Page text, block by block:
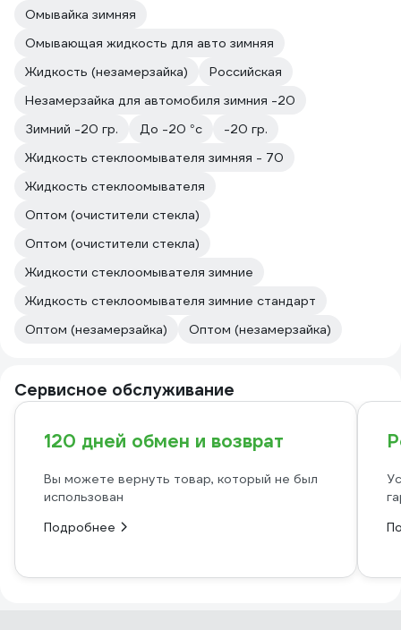
Омывайка зимняя
Омывающая жидкость для авто зимняя
Жидкость (незамерзайка)
Российская
Незамерзайка для автомобиля зимния -20
Зимний -20 гр.
До -20 °с
-20 гр.
Жидкость стеклоомывателя зимняя - 70
Жидкость стеклоомывателя
Оптом (очистители стекла)
Оптом (очистители стекла)
Жидкости стеклоомывателя зимние
Жидкость стеклоомывателя зимние стандарт
Оптом (незамерзайка)
Оптом (незамерзайка)
Сервисное обслуживание
120 дней обмен и возврат
Вы можете вернуть товар, который не был
использован
Подробнее